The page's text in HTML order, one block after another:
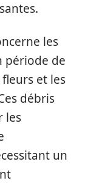
les
période de
et les
débris
les
un